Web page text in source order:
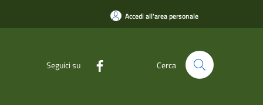
Accedi all'area personale
Seguici su Cerca